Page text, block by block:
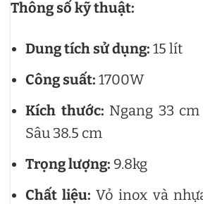
Thông số kỹ thuật:
Dung tích sử dụng: 15 lít
Công suất: 1700W
Kích thước: Ngang 33
Sâu 38.5 cm
Trọng lượng: 9.8kg
Chất liệu:Vỏ inox và